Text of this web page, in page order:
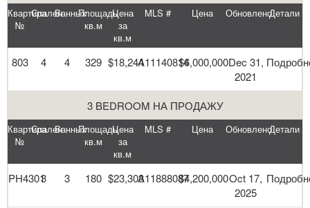
Квартира
№
СпаленВанныхПлощадь
кв.м
Цена
за
кв.м
MLS # Цена ОбновленоДетали
803 4 4 329 $18,244A11140814$6,000,000Dec 31,
2021
3 BEDROOM НА ПРОДАЖУ
Квартира
№
СпаленВанныхПлощадь
кв.м
Цена
за
кв.м
MLS # Цена ОбновленоДетали
PH4301
3 3 180 $23,303A11888087$4,200,000Oct 17,
2025